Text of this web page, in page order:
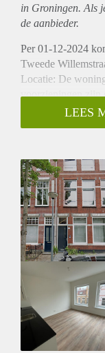
in Groningen. Als
de aanbieder.
Per 01-12-2024
Tweede
Locatie: De
voorzieningen zijn
Indeling: De
slaapkamer en
Vanwege het hoge
iedereen reageren.
uit voor een
persoonlijk
LEES